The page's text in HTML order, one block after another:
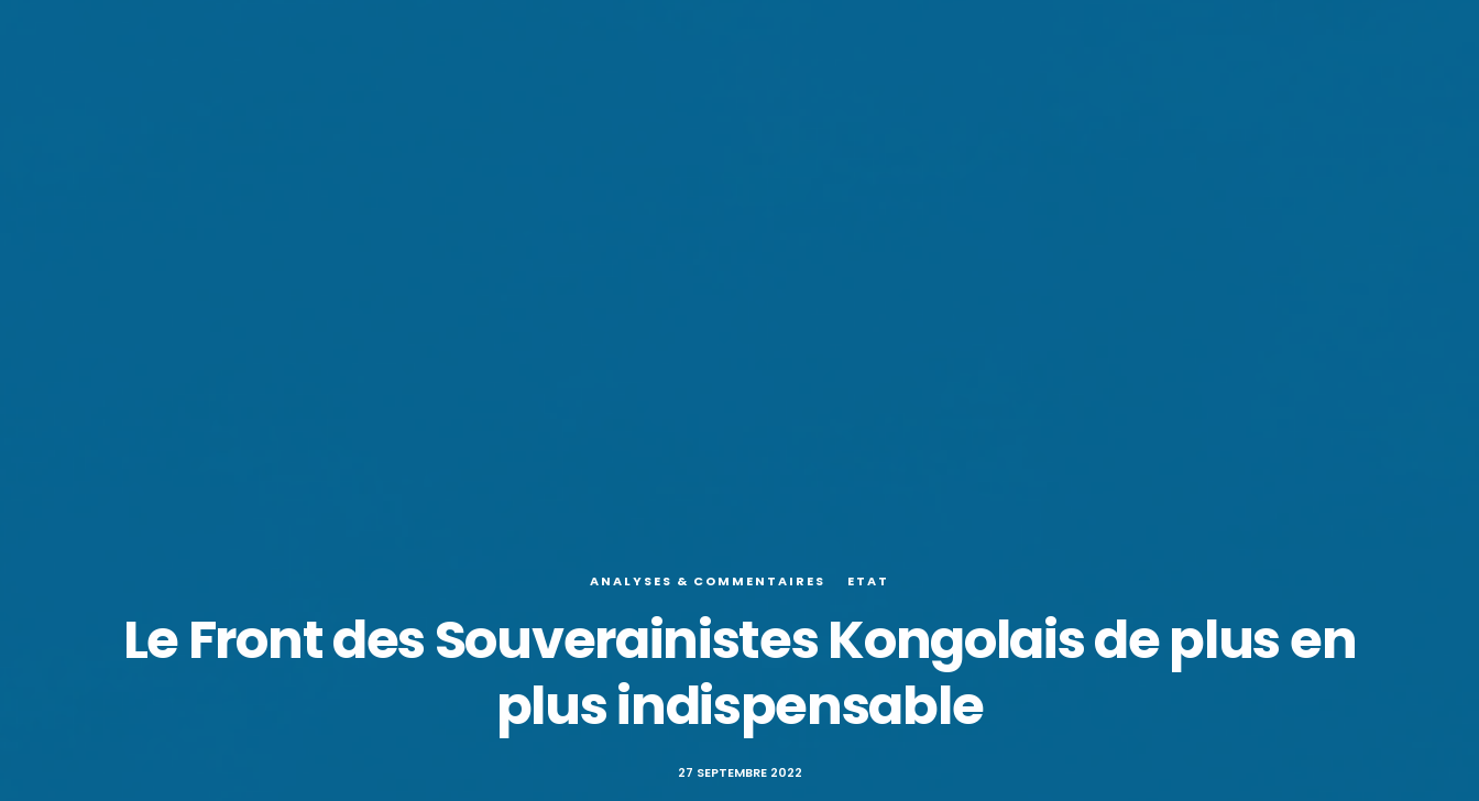
ANALYSES & COMMENTAIRES ETAT
Le Front des Souverainistes Kongolais de plus en
plus indispensable
27 SEPTEMBRE 2022